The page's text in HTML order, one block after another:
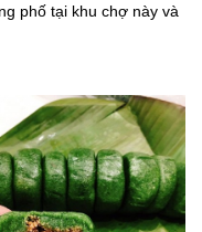
phố tại khu chợ này và